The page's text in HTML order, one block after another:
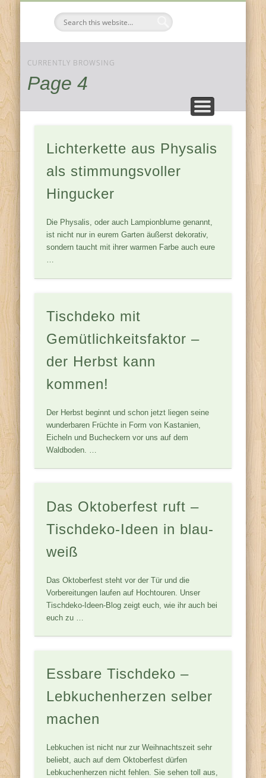
Tischdeko-
CURRENTLY BROWSING
Page 4
Lichterkette aus Physalis
als stimmungsvoller
Hingucker
Die Physalis, oder auch Lampionblume genannt,
ist nicht nur in eurem Garten äußerst dekorativ,
sondern taucht mit ihrer warmen Farbe auch eure
…
Tischdeko mit
Gemütlichkeitsfaktor –
der Herbst kann
kommen!
Der Herbst beginnt und schon jetzt liegen seine
wunderbaren Früchte in Form von Kastanien,
Eicheln und Bucheckern vor uns auf dem
Waldboden. …
Das Oktoberfest ruft –
Tischdeko-Ideen in blau-
weiß
Das Oktoberfest steht vor der Tür und die
Vorbereitungen laufen auf Hochtouren. Unser
Tischdeko-Ideen-Blog zeigt euch, wie ihr auch bei
euch zu …
Essbare Tischdeko –
Lebkuchenherzen selber
machen
Lebkuchen ist nicht nur zur Weihnachtszeit sehr
beliebt, auch auf dem Oktoberfest dürfen
Lebkuchenherzen nicht fehlen. Sie sehen toll aus,